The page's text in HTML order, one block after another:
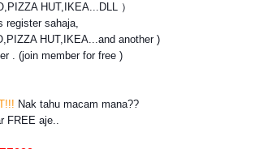
HUT,IKEA...DLL ）
register sahaja,
HUT,IKEA...and another )
. (join member for free )
Nak tahu macam mana??
FREEaje..